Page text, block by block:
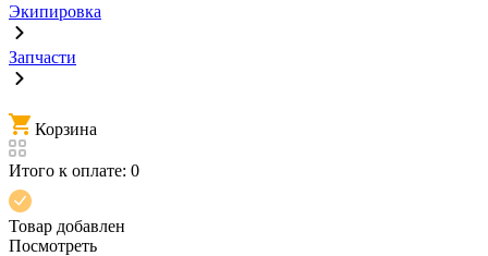
Экипировка
Запчасти
Корзина
Итого к оплате: 0
Товар добавлен
Посмотреть